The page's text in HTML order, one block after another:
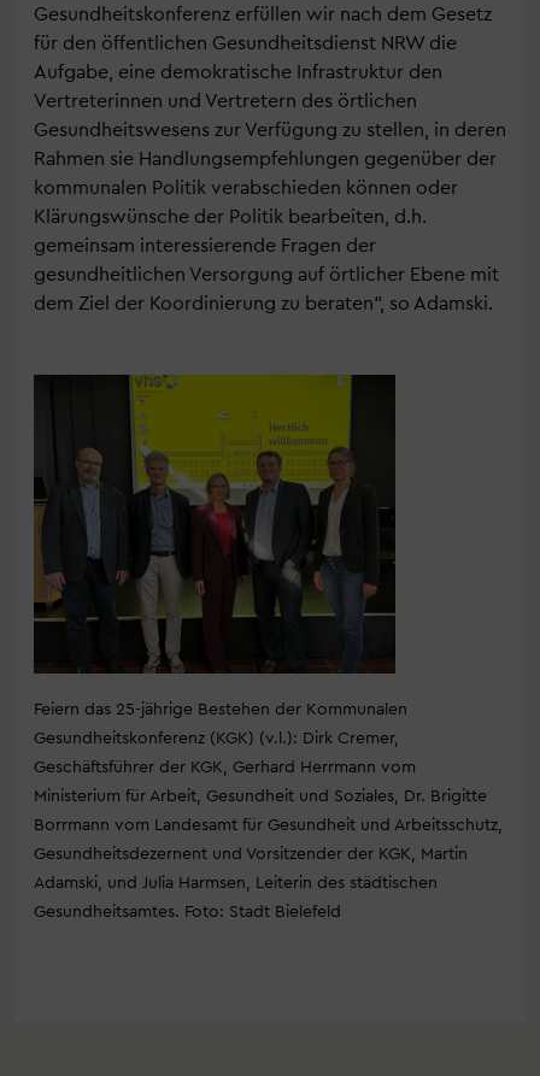
Gesundheitskonferenz erfüllen wir nach dem Gesetz
für den öffentlichen Gesundheitsdienst NRW die
Aufgabe, eine demokratische Infrastruktur den
Vertreterinnen und Vertretern des örtlichen
Gesundheitswesens zur Verfügung zu stellen, in deren
Rahmen sie Handlungsempfehlungen gegenüber der
kommunalen Politik verabschieden können oder
Klärungswünsche der Politik bearbeiten, d.h.
gemeinsam interessierende Fragen der
gesundheitlichen Versorgung auf örtlicher Ebene mit
dem Ziel der Koordinierung zu beraten“, so Adamski.
Feiern das 25-jährige Bestehen der Kommunalen
Gesundheitskonferenz (KGK) (v.l.): Dirk Cremer,
Geschäftsführer der KGK, Gerhard Herrmann vom
Ministerium für Arbeit, Gesundheit und Soziales, Dr. Brigitte
Borrmann vom Landesamt für Gesundheit und Arbeitsschutz,
Gesundheitsdezernent und Vorsitzender der KGK, Martin
Adamski, und Julia Harmsen, Leiterin des städtischen
Gesundheitsamtes. Foto: Stadt Bielefeld